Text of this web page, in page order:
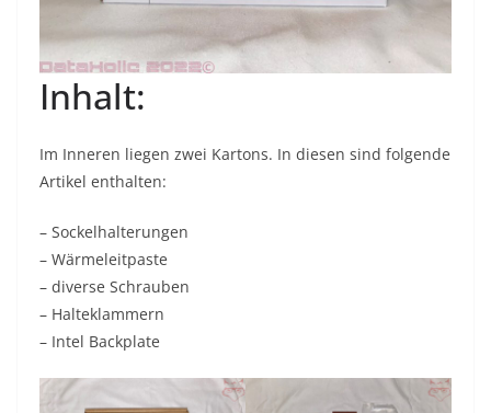
Inhalt:
Im Inneren liegen zwei Kartons. In diesen sind folgende
Artikel enthalten:
– Sockelhalterungen
– Wärmeleitpaste
– diverse Schrauben
– Halteklammern
– Intel Backplate